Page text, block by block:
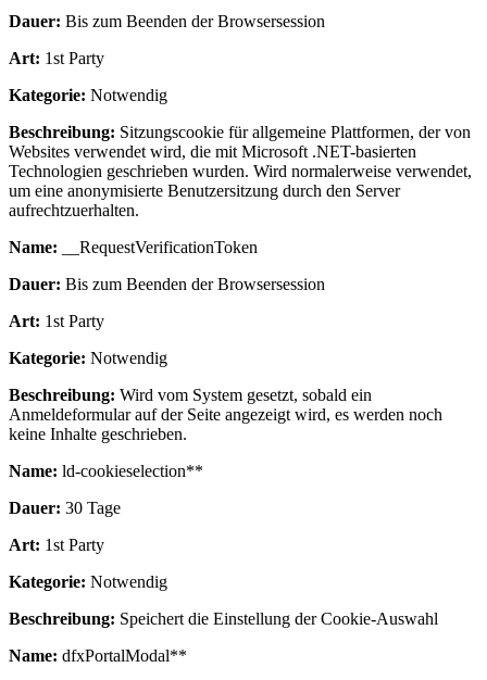
Dauer: Bis zum Beenden der Browsersession
Art: 1st Party
Kategorie: Notwendig
Beschreibung: Sitzungscookie für allgemeine Plattformen, der von
Websites verwendet wird, die mit Microsoft .NET-basierten
Technologien geschrieben wurden. Wird normalerweise verwendet,
um eine anonymisierte Benutzersitzung durch den Server
aufrechtzuerhalten.
Name: __RequestVerificationToken
Dauer: Bis zum Beenden der Browsersession
Art: 1st Party
Kategorie: Notwendig
Beschreibung: Wird vom System gesetzt, sobald ein
Anmeldeformular auf der Seite angezeigt wird, es werden noch
keine Inhalte geschrieben.
Name: ld-cookieselection**
Dauer: 30 Tage
Art: 1st Party
Kategorie: Notwendig
Beschreibung: Speichert die Einstellung der Cookie-Auswahl
Name: dfxPortalModal**